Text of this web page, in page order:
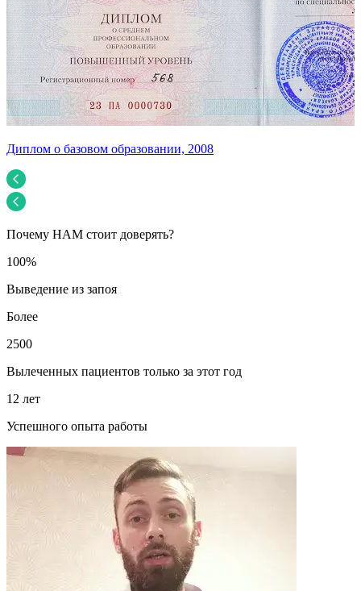
Диплом о базовом образовании, 2008
Почему НАМ стоит доверять?
100%
Выведение из запоя
Более
2500
Вылеченных пациентов только за этот год
12 лет
Успешного опыта работы